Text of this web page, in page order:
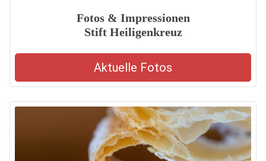
Fotos & Impressionen
Stift Heiligenkreuz
Aktuelle Fotos